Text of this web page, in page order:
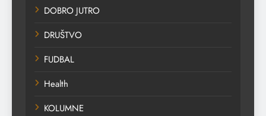
DOBRO JUTRO
DRUŠTVO
FUDBAL
Health
KOLUMNE